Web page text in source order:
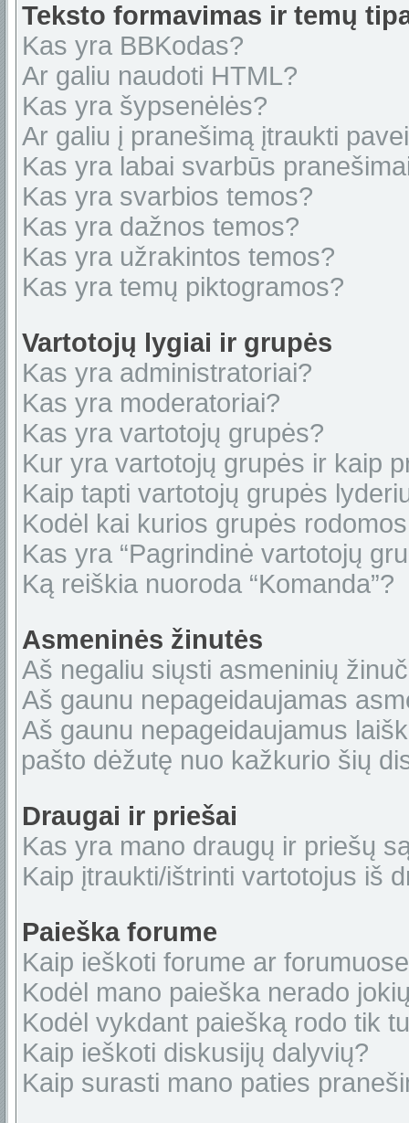
Teksto formavimas ir temų
Kas yra BBKodas?
Ar galiu naudoti HTML?
Kas yra šypsenėlės?
Ar galiu į pranešimą įtraukti
Kas yra labai svarbūs
Kas yra svarbios temos?
Kas yra dažnos temos?
Kas yra užrakintos temos?
Kas yra temų piktogramos?
Vartotojų lygiai ir grupės
Kas yra administratoriai?
Kas yra moderatoriai?
Kas yra vartotojų grupės?
Kur yra vartotojų grupės ir kaip
Kaip tapti vartotojų grupės
Kodėl kai kurios grupės
Kas yra “Pagrindinė vartotojų
Ką reiškia nuoroda “Komanda”?
Asmeninės žinutės
Aš negaliu siųsti asmeninių
Aš gaunu nepageidaujamas
Aš gaunu nepageidaujamus
pašto dėžutę nuo kažkurio šių
Draugai ir priešai
Kas yra mano draugų ir priešų
Kaip įtraukti/ištrinti vartotojus iš
Paieška forume
Kaip ieškoti forume ar
Kodėl mano paieška nerado
Kodėl vykdant paiešką rodo tik
Kaip ieškoti diskusijų dalyvių?
Kaip surasti mano paties